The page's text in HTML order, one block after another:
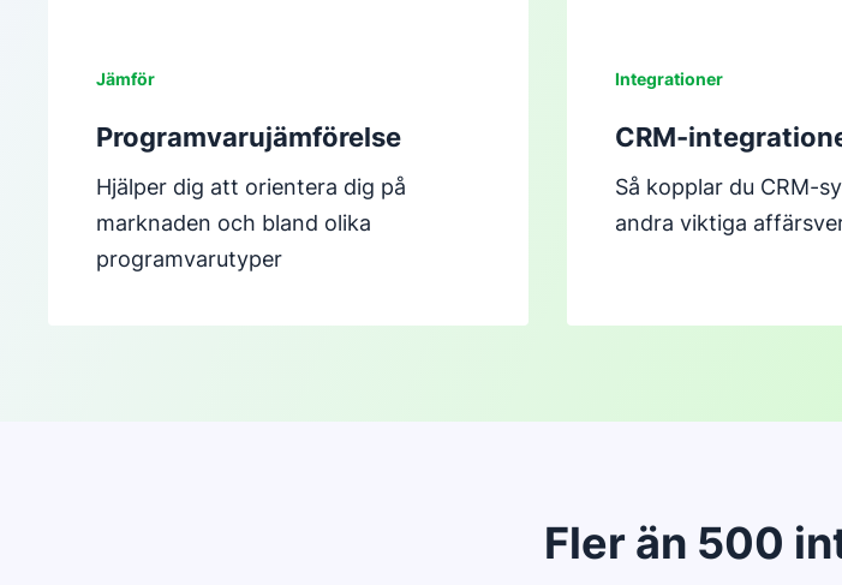
Jämför
Programvarujämförelse
Hjälper dig att orientera dig på
marknaden och bland olika
programvarutyper
Integrationer
CRM-
Så kopplar du CRM-
andra viktiga
Fler än 500